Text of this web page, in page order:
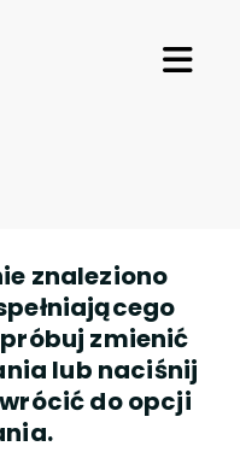
znaleziono
zmienić
lub naciśnij
do opcji